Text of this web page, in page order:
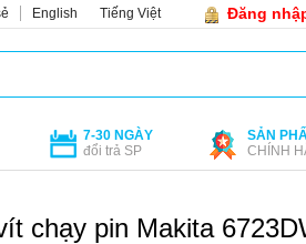
Đăng
English Tiếng Việt
7-30 NGÀY
đổi trả SP
SẢN
CHÍNH
chạy pin Makita